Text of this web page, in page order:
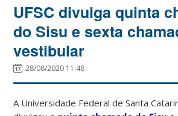
UFSC divulga quinta
do Sisu e sexta
vestibular
28/08/2020 11:48
A Universidade Federal de Santa